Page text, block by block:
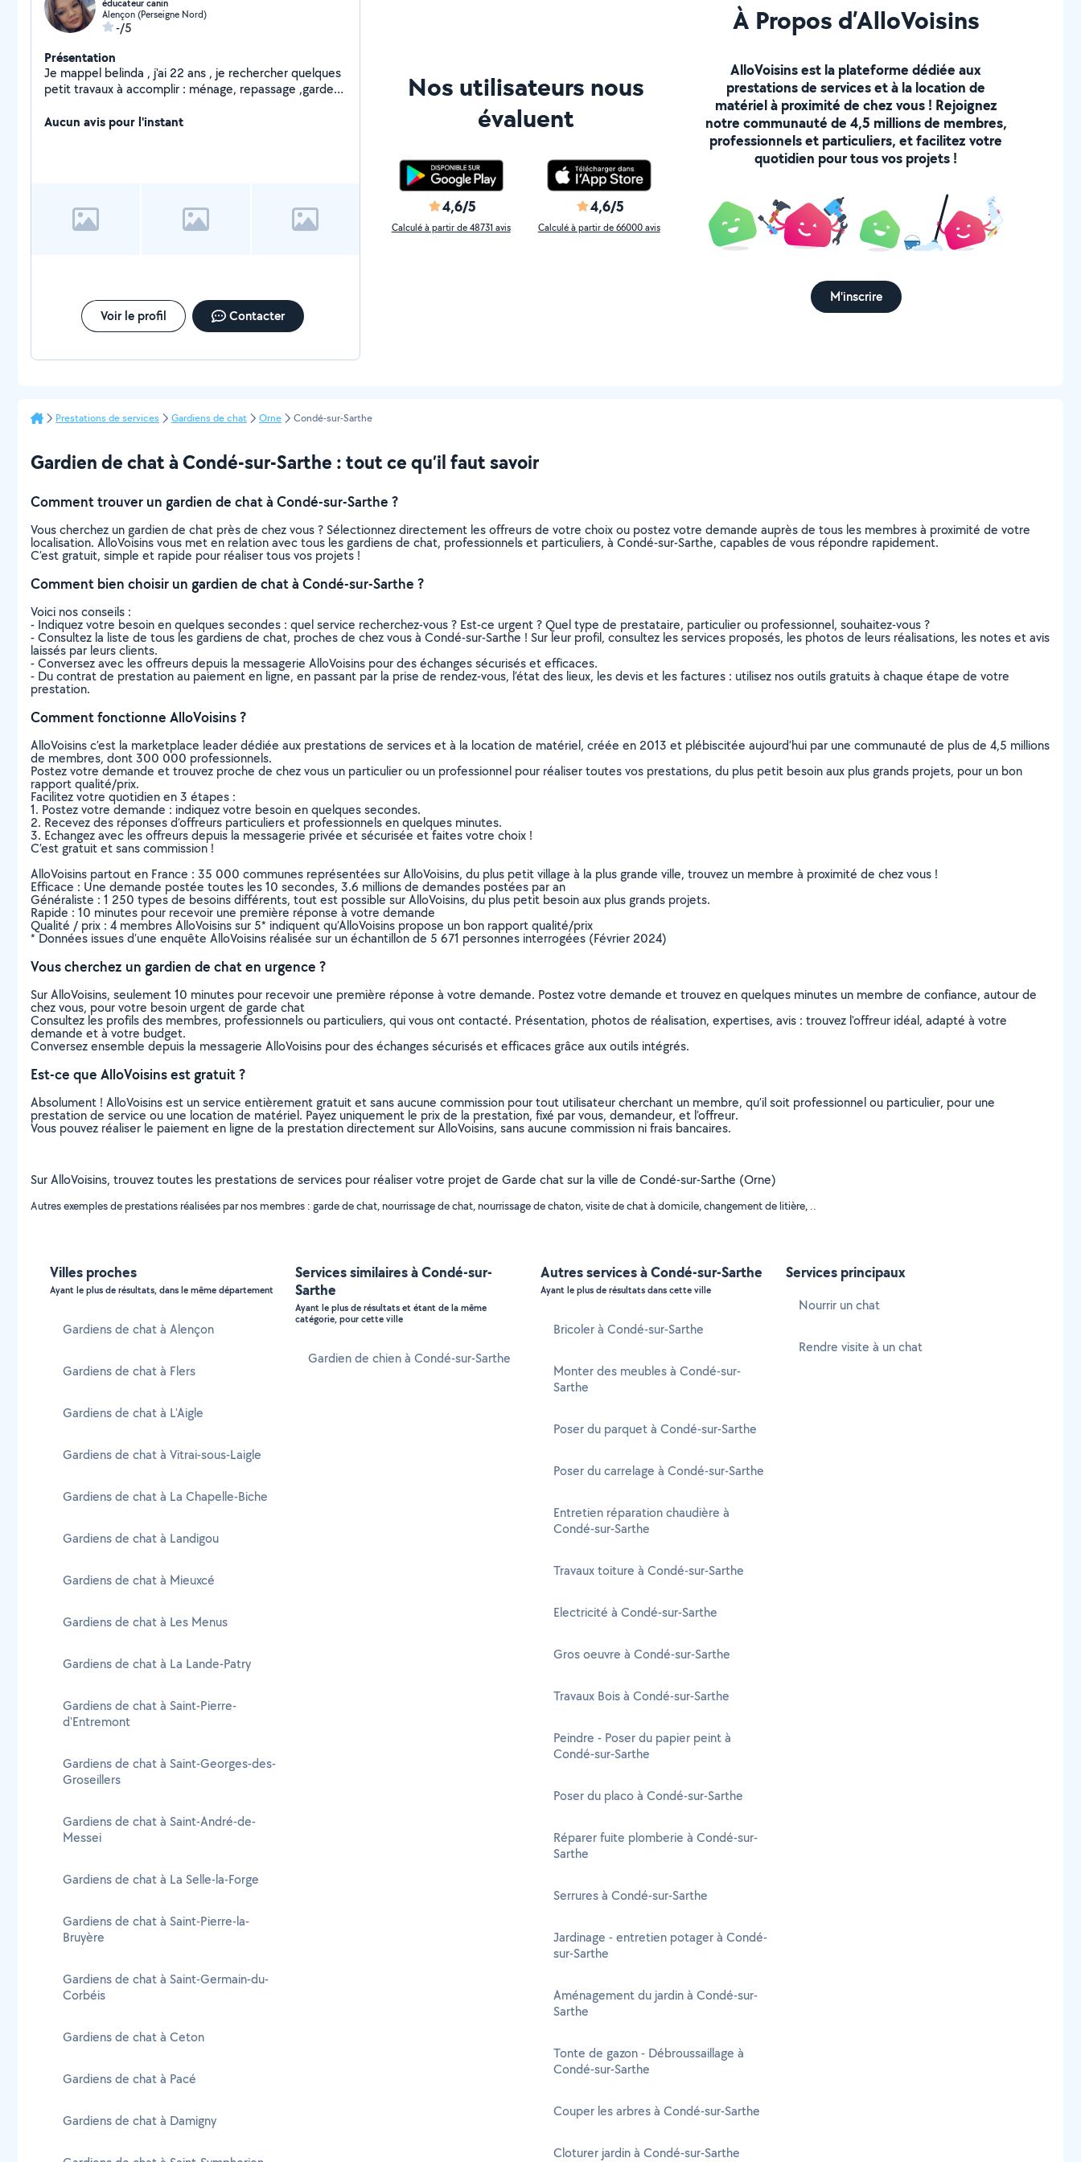
éducateur canin
Alençon (Perseigne Nord)
-/5
Présentation
Je mappel belinda , j'ai 22 ans , je rechercher quelques
petit travaux à accomplir : ménage, repassage ,garde
Aucun avis pour l'instant
Voir le profil Contacter
Nos utilisateurs nous
évaluent
4,6/5
Calculé à partir de 48731 avis
4,6/5
Calculé à partir de 66000 avis
À Propos d’AlloVoisins
AlloVoisins est la plateforme dédiée aux
prestations de services et à la location de
matériel à proximité de chez vous ! Rejoignez
notre communauté de 4,5 millions de membres,
professionnels et particuliers, et facilitez votre
quotidien pour tous vos projets !
M'inscrire
Prestations de services Gardiens de chat Orne Condé-sur-Sarthe
Gardien de chat à Condé-sur-Sarthe : tout ce qu’il faut savoir
Comment trouver un gardien de chat à Condé-sur-Sarthe ?
Vous cherchez un gardien de chat près de chez vous ? Sélectionnez directement les offreurs de votre choix ou postez votre demande auprès de tous les membres à proximité de votre
localisation. AlloVoisins vous met en relation avec tous les gardiens de chat, professionnels et particuliers, à Condé-sur-Sarthe, capables de vous répondre rapidement.
C’est gratuit, simple et rapide pour réaliser tous vos projets !
Comment bien choisir un gardien de chat à Condé-sur-Sarthe ?
Voici nos conseils :
- Indiquez votre besoin en quelques secondes : quel service recherchez-vous ? Est-ce urgent ? Quel type de prestataire, particulier ou professionnel, souhaitez-vous ?
- Consultez la liste de tous les gardiens de chat, proches de chez vous à Condé-sur-Sarthe ! Sur leur profil, consultez les services proposés, les photos de leurs réalisations, les notes et avis
laissés par leurs clients.
- Conversez avec les offreurs depuis la messagerie AlloVoisins pour des échanges sécurisés et efficaces.
- Du contrat de prestation au paiement en ligne, en passant par la prise de rendez-vous, l’état des lieux, les devis et les factures : utilisez nos outils gratuits à chaque étape de votre
prestation.
Comment fonctionne AlloVoisins ?
AlloVoisins c’est la marketplace leader dédiée aux prestations de services et à la location de matériel, créée en 2013 et plébiscitée aujourd’hui par une communauté de plus de 4,5 millions
de membres, dont 300 000 professionnels.
Postez votre demande et trouvez proche de chez vous un particulier ou un professionnel pour réaliser toutes vos prestations, du plus petit besoin aux plus grands projets, pour un bon
rapport qualité/prix.
Facilitez votre quotidien en 3 étapes :
1. Postez votre demande : indiquez votre besoin en quelques secondes.
2. Recevez des réponses d’offreurs particuliers et professionnels en quelques minutes.
3. Echangez avec les offreurs depuis la messagerie privée et sécurisée et faites votre choix !
C’est gratuit et sans commission !
AlloVoisins partout en France : 35 000 communes représentées sur AlloVoisins, du plus petit village à la plus grande ville, trouvez un membre à proximité de chez vous !
Efficace : Une demande postée toutes les 10 secondes, 3.6 millions de demandes postées par an
Généraliste : 1 250 types de besoins différents, tout est possible sur AlloVoisins, du plus petit besoin aux plus grands projets.
Rapide : 10 minutes pour recevoir une première réponse à votre demande
Qualité / prix : 4 membres AlloVoisins sur 5* indiquent qu’AlloVoisins propose un bon rapport qualité/prix
* Données issues d’une enquête AlloVoisins réalisée sur un échantillon de 5 671 personnes interrogées (Février 2024)
Vous cherchez un gardien de chat en urgence ?
Sur AlloVoisins, seulement 10 minutes pour recevoir une première réponse à votre demande. Postez votre demande et trouvez en quelques minutes un membre de confiance, autour de
chez vous, pour votre besoin urgent de garde chat
Consultez les profils des membres, professionnels ou particuliers, qui vous ont contacté. Présentation, photos de réalisation, expertises, avis : trouvez l'offreur idéal, adapté à votre
demande et à votre budget.
Conversez ensemble depuis la messagerie AlloVoisins pour des échanges sécurisés et efficaces grâce aux outils intégrés.
Est-ce que AlloVoisins est gratuit ?
Absolument ! AlloVoisins est un service entièrement gratuit et sans aucune commission pour tout utilisateur cherchant un membre, qu’il soit professionnel ou particulier, pour une
prestation de service ou une location de matériel. Payez uniquement le prix de la prestation, fixé par vous, demandeur, et l’offreur.
Vous pouvez réaliser le paiement en ligne de la prestation directement sur AlloVoisins, sans aucune commission ni frais bancaires.
Sur AlloVoisins, trouvez toutes les prestations de services pour réaliser votre projet de Garde chat sur la ville de Condé-sur-Sarthe (Orne)
Autres exemples de prestations réalisées par nos membres : garde de chat, nourrissage de chat, nourrissage de chaton, visite de chat à domicile, changement de litière, ..
Villes proches
Ayant le plus de résultats, dans le même département
Gardiens de chat à Alençon
Gardiens de chat à Flers
Gardiens de chat à L'Aigle
Gardiens de chat à Vitrai-sous-Laigle
Gardiens de chat à La Chapelle-Biche
Gardiens de chat à Landigou
Gardiens de chat à Mieuxcé
Gardiens de chat à Les Menus
Gardiens de chat à La Lande-Patry
Gardiens de chat à Saint-Pierre-
d'Entremont
Gardiens de chat à Saint-Georges-des-
Groseillers
Gardiens de chat à Saint-André-de-
Messei
Gardiens de chat à La Selle-la-Forge
Gardiens de chat à Saint-Pierre-la-
Bruyère
Gardiens de chat à Saint-Germain-du-
Corbéis
Gardiens de chat à Ceton
Gardiens de chat à Pacé
Gardiens de chat à Damigny
Services similaires à Condé-sur-
Sarthe
Ayant le plus de résultats et étant de la même
catégorie, pour cette ville
Gardien de chien à Condé-sur-Sarthe
Autres services à Condé-sur-Sarthe
Ayant le plus de résultats dans cette ville
Bricoler à Condé-sur-Sarthe
Monter des meubles à Condé-sur-
Sarthe
Poser du parquet à Condé-sur-Sarthe
Poser du carrelage à Condé-sur-Sarthe
Entretien réparation chaudière à
Condé-sur-Sarthe
Travaux toiture à Condé-sur-Sarthe
Electricité à Condé-sur-Sarthe
Gros oeuvre à Condé-sur-Sarthe
Travaux Bois à Condé-sur-Sarthe
Peindre - Poser du papier peint à
Condé-sur-Sarthe
Poser du placo à Condé-sur-Sarthe
Réparer fuite plomberie à Condé-sur-
Sarthe
Serrures à Condé-sur-Sarthe
Jardinage - entretien potager à Condé-
sur-Sarthe
Aménagement du jardin à Condé-sur-
Sarthe
Tonte de gazon - Débroussaillage à
Condé-sur-Sarthe
Couper les arbres à Condé-sur-Sarthe
Cloturer jardin à Condé-sur-Sarthe
Services principaux
Nourrir un chat
Rendre visite à un chat